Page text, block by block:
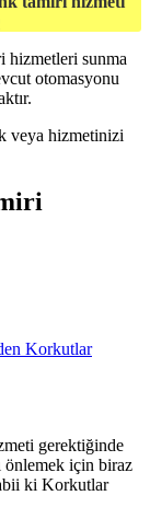
hizmetleri sunma
otomasyonu
veya hizmetinizi
Korkutlar
gerektiğinde
önlemek için biraz
ki Korkutlar